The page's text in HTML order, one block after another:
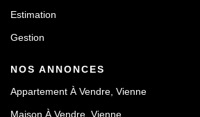
Estimation
Gestion
NOS ANNONCES
Appartement À Vendre, Vienne
Maison À Vendre, Vienne